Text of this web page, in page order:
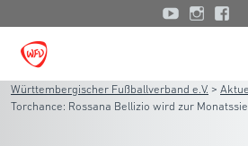
Württembergischer Fußballverband e.V. >
Torchance: Rossana Bellizio wird zur